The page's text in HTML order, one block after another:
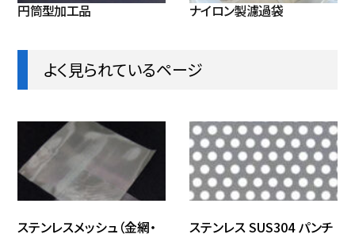
円筒型加工品 ナイロン製濾過袋
よく見られているページ
ステンレスメッシュ（金網・
ステンレス SUS304 パンチ